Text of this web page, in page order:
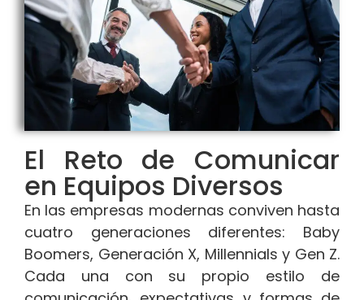
El Reto de Comunicar
en Equipos Diversos
En las empresas modernas conviven hasta
cuatro generaciones diferentes: Baby
Boomers, Generación X, Millennials y Gen Z.
Cada una con su propio estilo de